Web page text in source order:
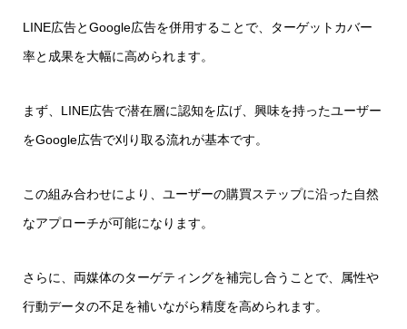
LINE広告とGoogle広告を併用することで、ターゲットカバー
率と成果を大幅に高められます。
まず、LINE広告で潜在層に認知を広げ、興味を持ったユーザー
をGoogle広告で刈り取る流れが基本です。
この組み合わせにより、ユーザーの購買ステップに沿った自然
なアプローチが可能になります。
さらに、両媒体のターゲティングを補完し合うことで、属性や
行動データの不足を補いながら精度を高められます。